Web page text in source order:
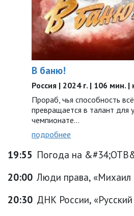
В баню!
Россия | 2024 г. | 106 мин.
Прораб, чья способность
превращается в талант для
чемпионате…
подробнее
19:55 Погода на
20:00 Люди права, «Михаил
20:30 ДНК России,